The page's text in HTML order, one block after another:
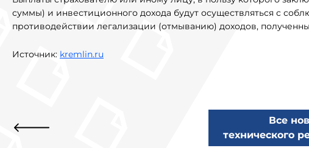
суммы) и инвестиционного дохода будут осуществляться с
противодействии легализации (отмыванию) доходов,
Источник: kremlin.ru
Все
технического